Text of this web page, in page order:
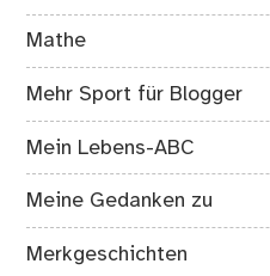
Mathe
Mehr Sport für Blogger
Mein Lebens-ABC
Meine Gedanken zu
Merkgeschichten